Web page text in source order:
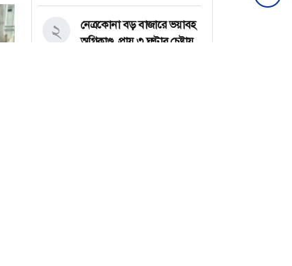
নেত্রকোনা বড় বাজারে ভয়াবহ
অগ্নিকাণ্ড, প্রায় ৩ ঘণ্টার চেষ্টায়
২